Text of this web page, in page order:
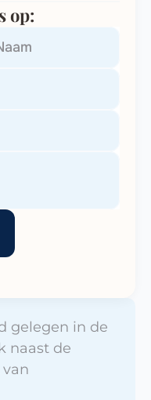
op:
gelegen in de
naast de